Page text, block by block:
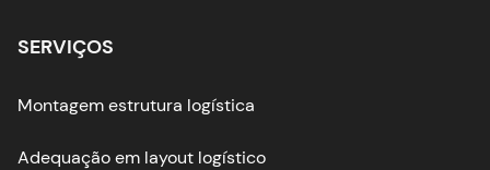
SERVIÇOS
Montagem estrutura logística
Adequação em layout logístico